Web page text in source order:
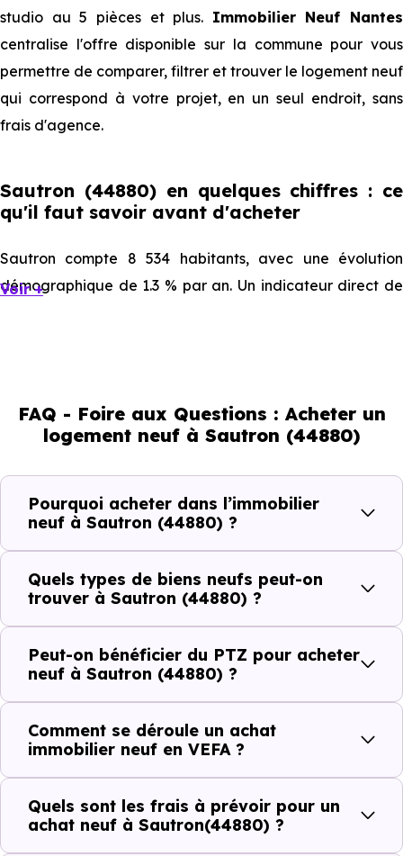
studio au 5 pièces et plus. Immobilier Neuf Nantes
centralise l'offre disponible sur la commune pour vous
permettre de comparer, filtrer et trouver le logement neuf
qui correspond à votre projet, en un seul endroit, sans
frais d'agence.
Sautron (44880) en quelques chiffres : ce
qu'il faut savoir avant d'acheter
Sautron compte 8 534 habitants, avec une évolution
démographique de 1.3 % par an. Un indicateur direct de
démographique qui renseigne directement sur la
demande locative locale et les typologies de biens les
plus recherchées.
Côté cadre de vie, Sautron (44880) dispose de 15
commerces, 21 professions médicales et 4 établissements
scolaires. Des équipements du quotidien qui constituent
autant d'arguments concrets pour habiter ou investir
dans la commune.
Combien coûte un logement à Sautron
(44880) ?
C'est souvent la première question. Voici les repères de
prix à connaître pour un achat immobilier à Sautron
(44880) :
Voir +
FAQ - Foire aux Questions : Acheter un
logement neuf à Sautron (44880)
Pourquoi acheter dans l’immobilier
neuf à Sautron (44880) ?
Quels types de biens neufs peut-on
trouver à Sautron (44880) ?
Peut-on bénéficier du PTZ pour acheter
neuf à Sautron (44880) ?
Comment se déroule un achat
immobilier neuf en VEFA ?
Quels sont les frais à prévoir pour un
achat neuf à Sautron(44880) ?